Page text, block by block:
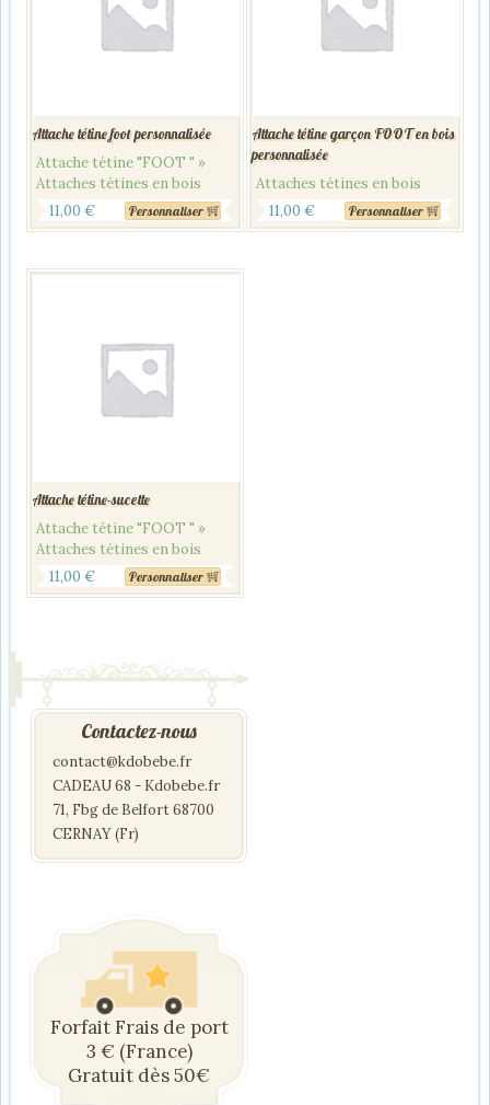
Attache tétine foot personnalisée
Attache tétine "FOOT " »
Attaches tétines en bois
11,00 € Personnaliser
Attache tétine garçon FOOT en bois
personnalisée
Attaches tétines en bois
11,00 € Personnaliser
Attache tétine-sucette
Attache tétine "FOOT " »
Attaches tétines en bois
11,00 € Personnaliser
Contactez-nous
contact@kdobebe.fr
CADEAU 68 - Kdobebe.fr
71, Fbg de Belfort 68700
CERNAY (Fr)
Forfait Frais de port
3 € (France)
Gratuit dès 50€